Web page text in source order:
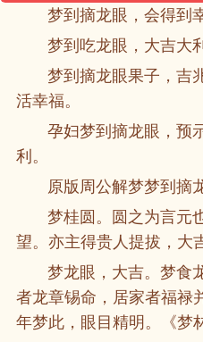
梦到摘龙眼，会得到
梦到吃龙眼，大吉大
梦到摘龙眼果子，吉
活幸福。
孕妇梦到摘龙眼，预
利。
原版周公解梦梦到摘
梦桂圆。圆之为言元
望。亦主得贵人提拔，大
梦龙眼，大吉。梦食
者龙章锡命，居家者福禄
年梦此，眼目精明。《梦